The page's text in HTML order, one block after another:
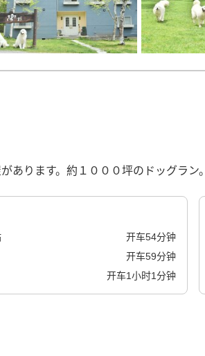
あります。約１０００坪のドッグラン。
开车54分钟
开车59分钟
开车1小时1分钟